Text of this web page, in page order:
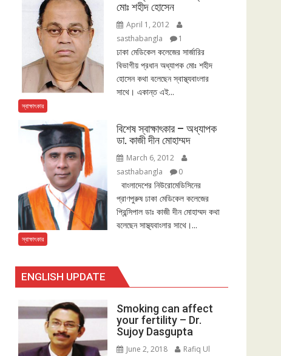
মোঃ শহীদ হোসেন
April 1, 2012
sasthabangla
1
ঢাকা মেডিকেল কলেজের সার্জারির
বিভাগীয় প্রধান অধ্যাপক মোঃ শহীদ
হোসেন কথা বলেছেন স্বাস্থ্যবাংলার
সাথে। একান্ত এই...
স্বাক্ষাৎকার
বিশেষ স্বাক্ষাৎকার – অধ্যাপক
ডা. কাজী দীন মোহাম্মদ
March 6, 2012
sasthabangla
0
বাংলাদেশের নিউরোমেডিসিনের
প্রাণপুরুষ ঢাকা মেডিকেল কলেজের
প্রিন্সিপাল ডাঃ কাজী দীন মোহাম্মদ কথা
বলেছেন সাস্থ্যবাংলার সাথে।...
স্বাক্ষাৎকার
ENGLISH UPDATE
Smoking can affect
your fertility – Dr.
Sujoy Dasgupta
June 2, 2018
Rafiq Ul